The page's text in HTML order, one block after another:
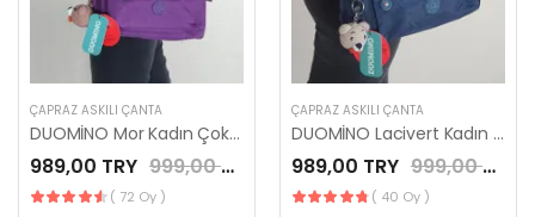
ÇAPRAZ ASKILI ÇANTA
DUOMİNO Mor Kadın Çok Cepli Ayarlanabilir Çapraz Askılı Omuz Çantası by Nemo Group
989,00 TRY 999,00 TRY
( 72 Oy )
ÇAPRAZ ASKILI ÇANTA
DUOMİNO Lacivert Kadın Çok Cepli Ayarlanabilir Çapraz Askılı Omuz Çantası by Nemo Group
989,00 TRY 999,00 TRY
( 40 Oy )